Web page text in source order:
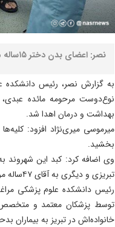
نصر: اعضای بدن دختر ۱۵ساله مراغه‌ای به بیماران نیازمند حیات دوباره بخشید.
به گزارش نصر، رئیس دانشکده
نوع‌دوست مرحومه مائده عبدی،
بهداشت و درمان اهدا شد.
بخشید.
تبریزی و دیگری به آقای ۴۷ساله مرندی پیوند زده شد.
رئیس دانشکده علوم پزشکی
توسط پزشکان معتمد و متخصص
خانواده‌اش در تبریز به بیماران